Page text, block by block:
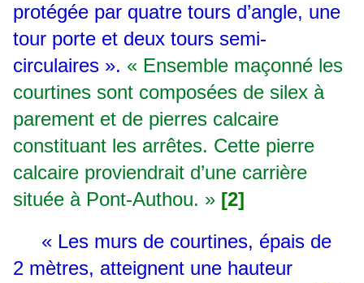
protégée par quatre tours d’angle, une
tour porte et deux tours semi-
circulaires ». « Ensemble maçonné les
courtines sont composées de silex à
parement et de pierres calcaire
constituant les arrêtes. Cette pierre
calcaire proviendrait d’une carrière
située à Pont-Authou. » [2]
« Les murs de courtines, épais de
2 mètres, atteignent une hauteur